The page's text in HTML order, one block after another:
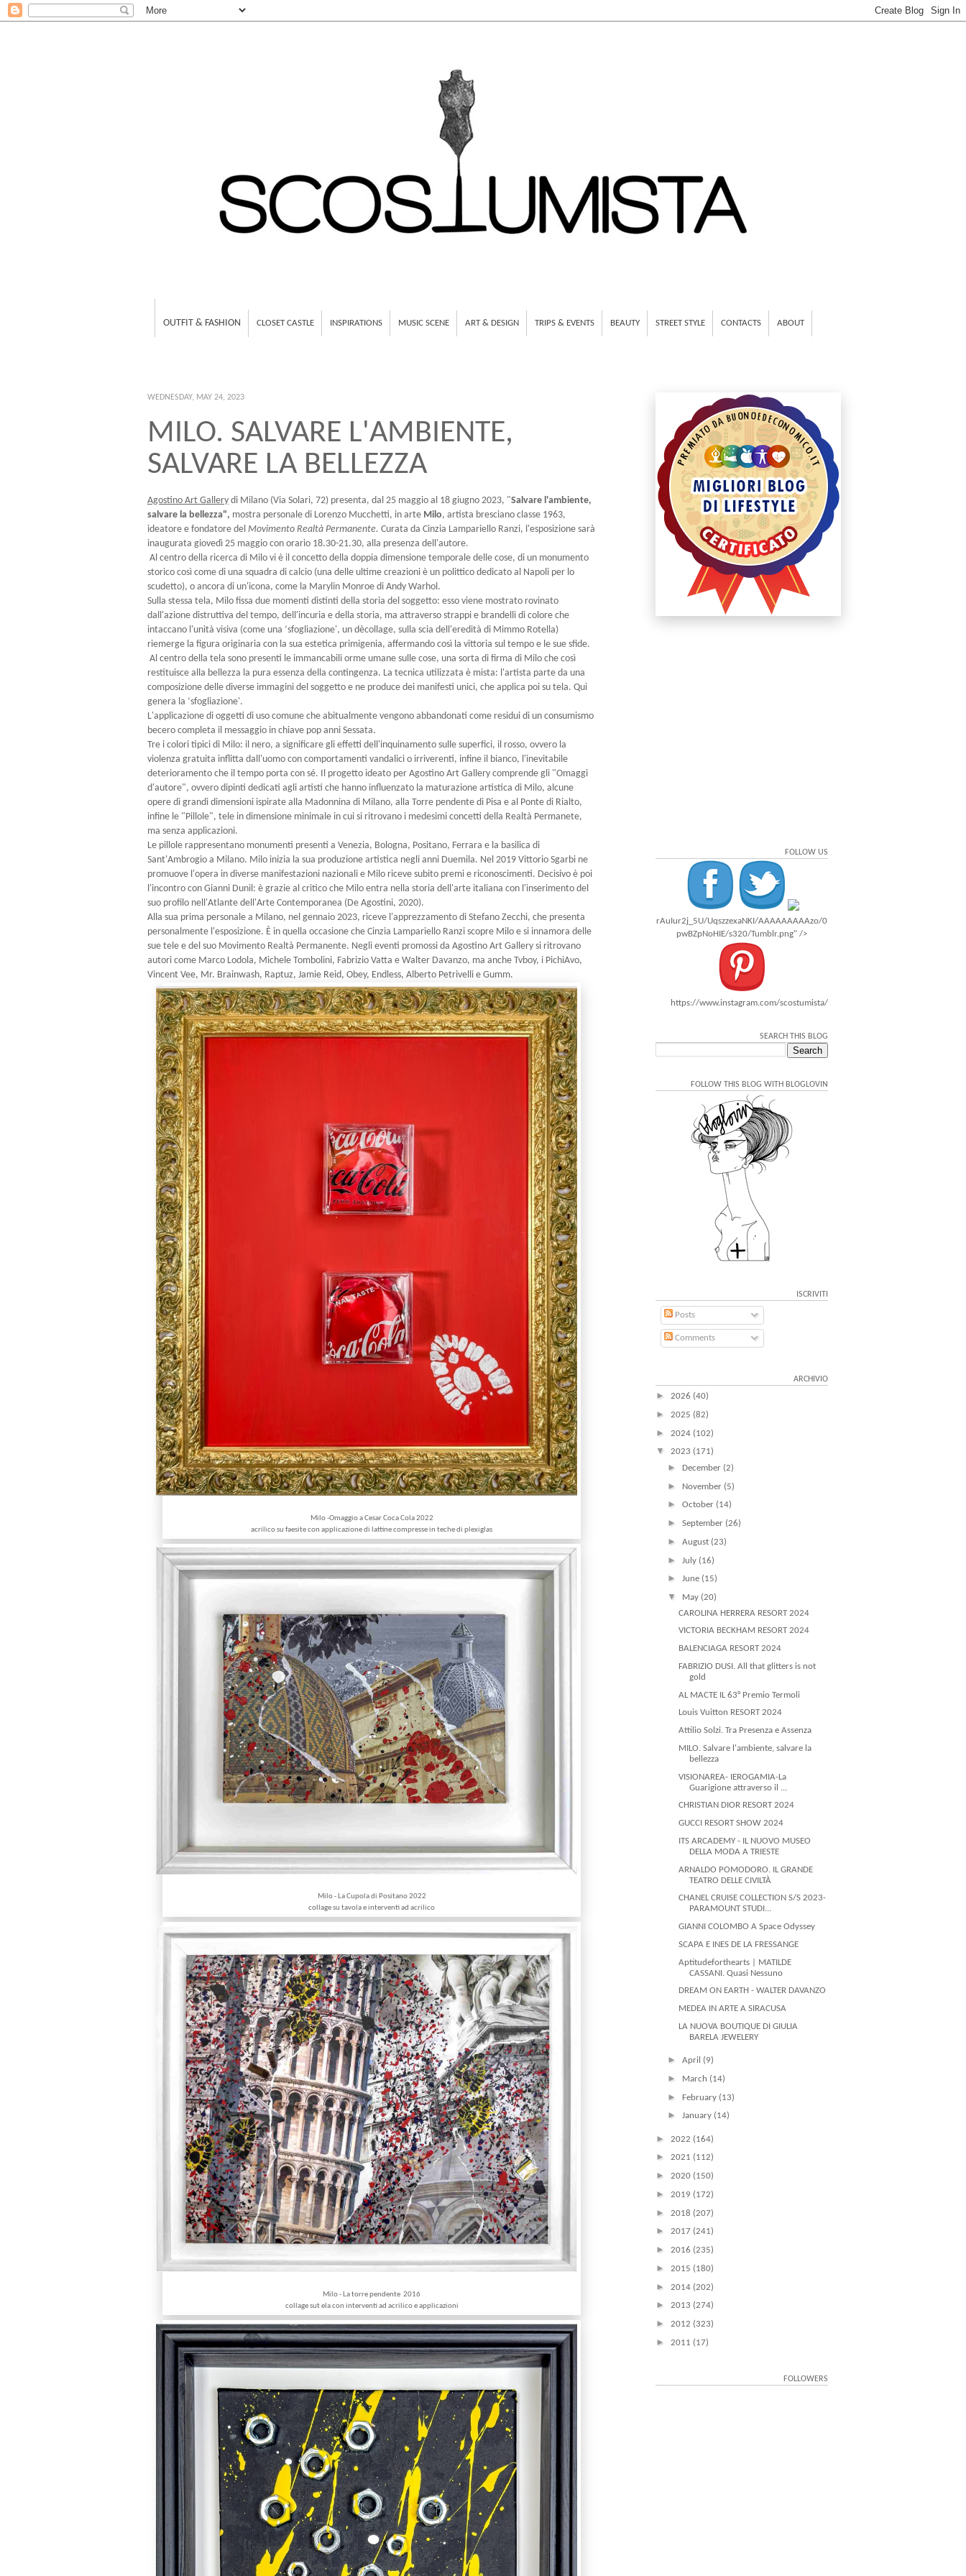
OUTFIT & FASHION CLOSET CASTLE INSPIRATIONS MUSIC SCENE ART & DESIGN TRIPS & EVENTS BEAUTY STREET STYLE CONTACTS ABOUT
WEDNESDAY, MAY 24, 2023
MILO. SALVARE L'AMBIENTE,
SALVARE LA BELLEZZA
Agostino Art Gallery di Milano (Via Solari, 72) presenta, dal 25 maggio al 18 giugno 2023, "Salvare l'ambiente,
salvare la bellezza", mostra personale di Lorenzo Mucchetti, in arte Milo, artista bresciano classe 1963,
ideatore e fondatore del Movimento Realtà Permanente. Curata da Cinzia Lampariello Ranzi, l'esposizione sarà
inaugurata giovedì 25 maggio con orario 18.30-21.30, alla presenza dell'autore.
Al centro della ricerca di Milo vi è il concetto della doppia dimensione temporale delle cose, di un monumento
storico così come di una squadra di calcio (una delle ultime creazioni è un polittico dedicato al Napoli per lo
scudetto), o ancora di un'icona, come la Marylin Monroe di Andy Warhol.
Sulla stessa tela, Milo fissa due momenti distinti della storia del soggetto: esso viene mostrato rovinato
dall'azione distruttiva del tempo, dell'incuria e della storia, ma attraverso strappi e brandelli di colore che
intaccano l'unità visiva (come una ‘sfogliazione', un dècollage, sulla scia dell'eredità di Mimmo Rotella)
riemerge la figura originaria con la sua estetica primigenia, affermando così la vittoria sul tempo e le sue sfide.
Al centro della tela sono presenti le immancabili orme umane sulle cose, una sorta di firma di Milo che così
restituisce alla bellezza la pura essenza della contingenza. La tecnica utilizzata è mista: l'artista parte da una
composizione delle diverse immagini del soggetto e ne produce dei manifesti unici, che applica poi su tela. Qui
genera la ‘sfogliazione'.
L'applicazione di oggetti di uso comune che abitualmente vengono abbandonati come residui di un consumismo
becero completa il messaggio in chiave pop anni Sessata.
Tre i colori tipici di Milo: il nero, a significare gli effetti dell'inquinamento sulle superfici, il rosso, ovvero la
violenza gratuita inflitta dall'uomo con comportamenti vandalici o irriverenti, infine il bianco, l'inevitabile
deterioramento che il tempo porta con sé. Il progetto ideato per Agostino Art Gallery comprende gli "Omaggi
d'autore", ovvero dipinti dedicati agli artisti che hanno influenzato la maturazione artistica di Milo, alcune
opere di grandi dimensioni ispirate alla Madonnina di Milano, alla Torre pendente di Pisa e al Ponte di Rialto,
infine le "Pillole", tele in dimensione minimale in cui si ritrovano i medesimi concetti della Realtà Permanete,
ma senza applicazioni.
Le pillole rappresentano monumenti presenti a Venezia, Bologna, Positano, Ferrara e la basilica di
Sant'Ambrogio a Milano. Milo inizia la sua produzione artistica negli anni Duemila. Nel 2019 Vittorio Sgarbi ne
promuove l'opera in diverse manifestazioni nazionali e Milo riceve subito premi e riconoscimenti. Decisivo è poi
l'incontro con Gianni Dunil: è grazie al critico che Milo entra nella storia dell'arte italiana con l'inserimento del
suo profilo nell'Atlante dell'Arte Contemporanea (De Agostini, 2020).
Alla sua prima personale a Milano, nel gennaio 2023, riceve l'apprezzamento di Stefano Zecchi, che presenta
personalmente l'esposizione. È in quella occasione che Cinzia Lampariello Ranzi scopre Milo e si innamora delle
sue tele e del suo Movimento Realtà Permanente. Negli eventi promossi da Agostino Art Gallery si ritrovano
autori come Marco Lodola, Michele Tombolini, Fabrizio Vatta e Walter Davanzo, ma anche Tvboy, i PichiAvo,
Vincent Vee, Mr. Brainwash, Raptuz, Jamie Reid, Obey, Endless, Alberto Petrivelli e Gumm.
Milo -Omaggio a Cesar Coca Cola 2022
acrilico su faesite con applicazione di lattine compresse in teche di plexiglas
Milo - La Cupola di Positano 2022
collage su tavola e interventi ad acrilico
Milo - La torre pendente 2016
collage sut ela con interventi ad acrilico e applicazioni
FOLLOW US
rAuIur2j_5U/UqszzexaNKI/AAAAAAAAAzo/0
pwBZpNoHIE/s320/Tumblr.png" />
https://www.instagram.com/scostumista/
SEARCH THIS BLOG
FOLLOW THIS BLOG WITH BLOGLOVIN
ISCRIVITI
Posts
Comments
ARCHIVIO
► 2026 (40)
► 2025 (82)
► 2024 (102)
▼ 2023 (171)
► December (2)
► November (5)
► October (14)
► September (26)
► August (23)
► July (16)
► June (15)
▼ May (20)
CAROLINA HERRERA RESORT 2024
VICTORIA BECKHAM RESORT 2024
BALENCIAGA RESORT 2024
FABRIZIO DUSI. All that glitters is not
gold
AL MACTE IL 63° Premio Termoli
Louis Vuitton RESORT 2024
Attilio Solzi. Tra Presenza e Assenza
MILO. Salvare l'ambiente, salvare la
bellezza
VISIONAREA- IEROGAMIA-La
Guarigione attraverso il ...
CHRISTIAN DIOR RESORT 2024
GUCCI RESORT SHOW 2024
ITS ARCADEMY - IL NUOVO MUSEO
DELLA MODA A TRIESTE
ARNALDO POMODORO. IL GRANDE
TEATRO DELLE CIVILTÀ
CHANEL CRUISE COLLECTION S/S 2023-
PARAMOUNT STUDI...
GIANNI COLOMBO A Space Odyssey
SCAPA E INES DE LA FRESSANGE
Aptitudeforthearts | MATILDE
CASSANI. Quasi Nessuno
DREAM ON EARTH - WALTER DAVANZO
MEDEA IN ARTE A SIRACUSA
LA NUOVA BOUTIQUE DI GIULIA
BARELA JEWELERY
► April (9)
► March (14)
► February (13)
► January (14)
► 2022 (164)
► 2021 (112)
► 2020 (150)
► 2019 (172)
► 2018 (207)
► 2017 (241)
► 2016 (235)
► 2015 (180)
► 2014 (202)
► 2013 (274)
► 2012 (323)
► 2011 (17)
FOLLOWERS